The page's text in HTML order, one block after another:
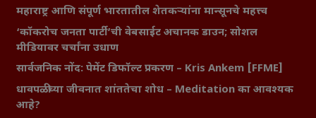
महाराष्ट्र आणि संपूर्ण भारतातील शेतकऱ्यांना मान्सूनचे महत्त्व
‘कॉकरोच जनता पार्टी’ची वेबसाईट अचानक डाउन; सोशल
मीडियावर चर्चांना उधाण
सार्वजनिक नोंद: पेमेंट डिफॉल्ट प्रकरण – Kris Ankem [FFME]
धावपळीच्या जीवनात शांततेचा शोध – Meditation का आवश्यक
आहे?